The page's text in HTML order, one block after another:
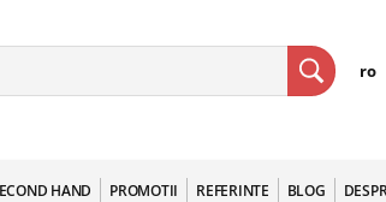
ro
HAND PROMOTII REFERINTE BLOG